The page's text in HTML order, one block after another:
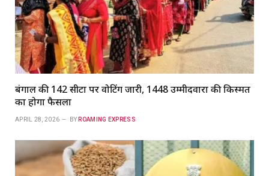
बंगाल की 142 सीटों पर वोटिंग जारी, 1448 उम्मीदवारों की किस्मत
का होगा फैसला
APRIL 28, 2026 BY ROAMING EXPRESS